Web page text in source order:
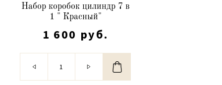
Набор коробок цилиндр 7 в
1 " Красный"
1 600 руб.